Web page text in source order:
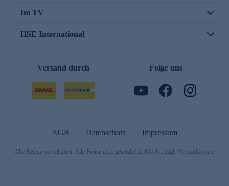
Im TV
HSE International
Versand durch Folge uns
AGB Datenschutz Impressum
Alle Rechte vorbehalten. Alle Preise inkl. gesetzlicher MwSt., zzgl. Versandkosten.